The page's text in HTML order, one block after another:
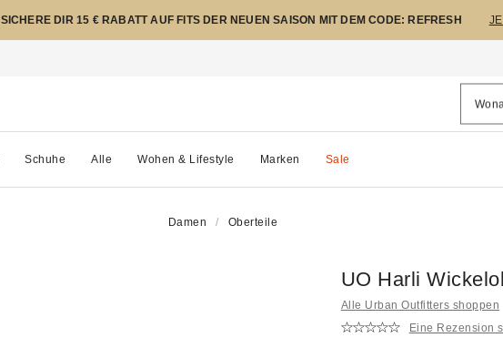
SICHERE DIR 15 € RABATT AUF FITS DER NEUEN SAISON MIT DEM CODE: REFRESH
Schuhe Alle Wohen & Lifestyle Marken Sale
Damen Oberteile
UO Harli
Alle Urban Outfitters shoppen
Eine Rezension